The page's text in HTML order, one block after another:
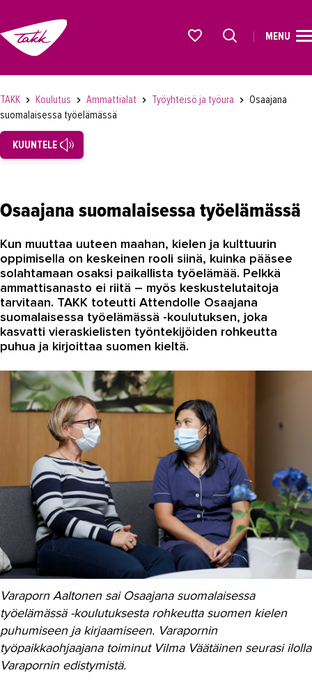
Koulutukset
Lyhytkurssit, testit ja kortit
Maahanmuuttaneiden koulutukset
Ammattialat
Asiakaspalvelu
Asioimis- ja oikeustulkkaus
Autoala
Johtaminen ja esihenkilötyö
Kasvatus- ja ohjausala
Kauneudenhoito
Kiinteistönvälitys ja isännöinti
Kiinteistöpalvelut
Kone- ja tuotantotekniikka
Kotoutuminen
Kuljetus ja logistiikka
Kumitekniikka
Liiketalous ja kaupan ala
Maarakennus
Matkailu- ja ravitsemisala
MENU
TAKK Koulutus Ammattialat Työyhteisö ja työura
Osaajana
suomalaisessa työelämässä
KUUNTELE
Osaajana suomalaisessa työelämässä
Kun muuttaa uuteen maahan, kielen ja kulttuurin
oppimisella on keskeinen rooli siinä, kuinka pääsee
solahtamaan osaksi paikallista työelämää. Pelkkä
ammattisanasto ei riitä – myös keskustelutaitoja
tarvitaan. TAKK toteutti Attendolle Osaajana
suomalaisessa työelämässä -koulutuksen, joka
kasvatti vieraskielisten työntekijöiden rohkeutta
puhua ja kirjoittaa suomen kieltä.
Varaporn Aaltonen sai Osaajana suomalaisessa
työelämässä -koulutuksesta rohkeutta suomen kielen
puhumiseen ja kirjaamiseen. Varapornin
työpaikkaohjaajana toiminut Vilma Väätäinen seurasi ilolla
Varapornin edistymistä.